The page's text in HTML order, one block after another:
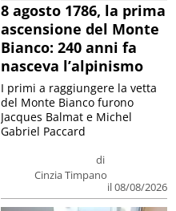
8 agosto 1786, la prima
ascensione del Monte
Bianco: 240 anni fa
nasceva l’alpinismo
di
Cinzia Timpano
il 08/08/2026
I primi a raggiungere la vetta
del Monte Bianco furono
Jacques Balmat e Michel
Gabriel Paccard